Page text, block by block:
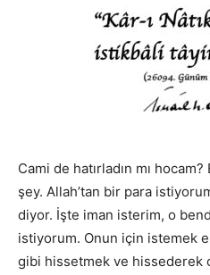
Cami de hatırladın mı
şey. Allah’tan bir para
diyor. İşte iman isterim, o
istiyorum. Onun için istemek
gibi hissetmek ve hissederek